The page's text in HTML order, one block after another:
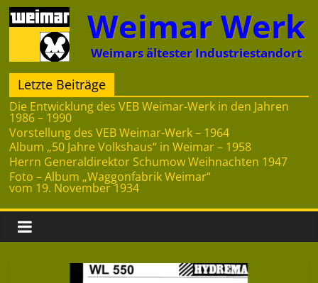
Zum
Inhalt
springen
Weimar Werk
Weimars ältester Industriestandort
Letzte Beiträge
Die Entwicklung des VEB Weimar-Werk in den Jahren
1986 – 1990
Vorstellung des VEB Weimar-Werk – 1964
Album „50 Jahre Volkshaus“ in Weimar – 1958
Herrn Generaldirektor Schumow Weihnachten 1947
Foto – Album „Waggonfabrik Weimar“
vom 19. November 1934